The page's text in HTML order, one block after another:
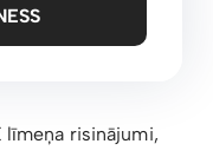
līmeņa risinājumi,